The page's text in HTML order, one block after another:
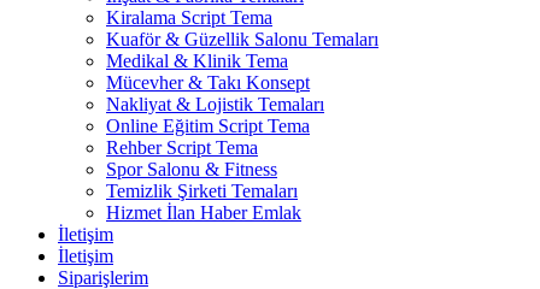
Kiralama Script Tema
Kuaför & Güzellik Salonu Temaları
Medikal & Klinik Tema
Mücevher & Takı Konsept
Nakliyat & Lojistik Temaları
Online Eğitim Script Tema
Rehber Script Tema
Spor Salonu & Fitness
Temizlik Şirketi Temaları
Hizmet İlan Haber Emlak
İletişim
İletişim
Siparişlerim